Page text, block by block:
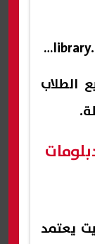
https://
الطلاب
يعتمد